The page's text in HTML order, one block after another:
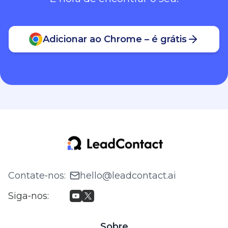
Adicionar ao Chrome – é grátis
Contate‑nos:
hello@leadcontact.ai
Siga‑nos: